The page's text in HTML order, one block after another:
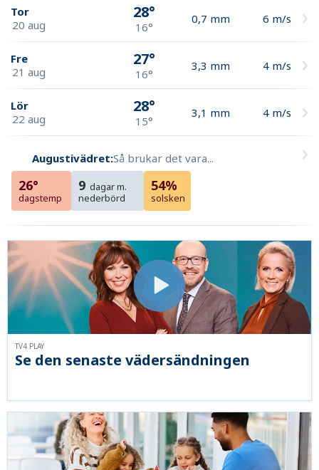
Tor
20 aug
28°
16°
0,7 mm 6 m/s
Fre
21 aug
27°
16°
3,3 mm 4 m/s
Lör
22 aug
28°
15°
3,1 mm 4 m/s
Augustivädret:Så brukar det vara...
26°
dagstemp
9 dagar m.
nederbörd
54%
solsken
Se den senaste vädersändningen
TV4 PLAY